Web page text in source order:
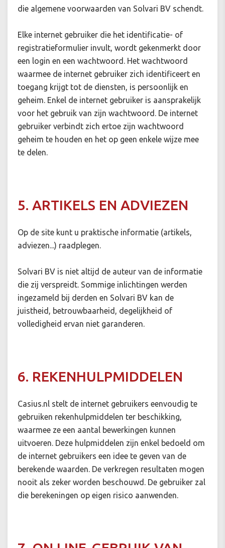
die algemene voorwaarden van Solvari BV schendt.
Elke internet gebruiker die het identificatie- of
registratieformulier invult, wordt gekenmerkt door
een login en een wachtwoord. Het wachtwoord
waarmee de internet gebruiker zich identificeert en
toegang krijgt tot de diensten, is persoonlijk en
geheim. Enkel de internet gebruiker is aansprakelijk
voor het gebruik van zijn wachtwoord. De internet
gebruiker verbindt zich ertoe zijn wachtwoord
geheim te houden en het op geen enkele wijze mee
te delen.
5. ARTIKELS EN ADVIEZEN
Op de site kunt u praktische informatie (artikels,
adviezen...) raadplegen.
Solvari BV is niet altijd de auteur van de informatie
die zij verspreidt. Sommige inlichtingen werden
ingezameld bij derden en Solvari BV kan de
juistheid, betrouwbaarheid, degelijkheid of
volledigheid ervan niet garanderen.
6. REKENHULPMIDDELEN
Casius.nl stelt de internet gebruikers eenvoudig te
gebruiken rekenhulpmiddelen ter beschikking,
waarmee ze een aantal bewerkingen kunnen
uitvoeren. Deze hulpmiddelen zijn enkel bedoeld om
de internet gebruikers een idee te geven van de
berekende waarden. De verkregen resultaten mogen
nooit als zeker worden beschouwd. De gebruiker zal
die berekeningen op eigen risico aanwenden.